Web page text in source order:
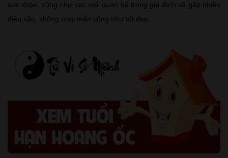
sức khỏe, cũng như các mối quan hệ trong gia đình sẽ gặp nhiều
điều xấu, không may mắn cũng như tốt đẹp.